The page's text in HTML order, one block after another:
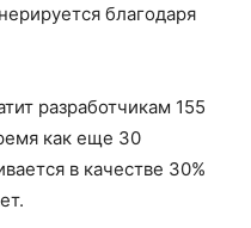
благодаря
разработчикам 155
как еще 30
в качестве 30%